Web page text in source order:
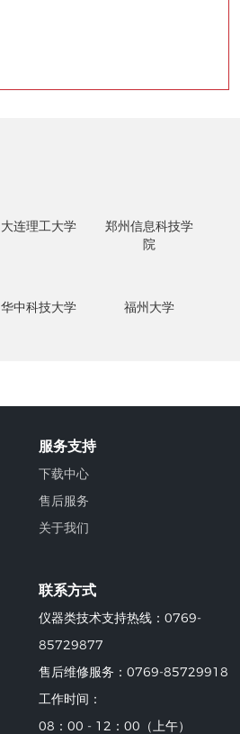
大连理工大学
郑州信息科技学
院
华中科技大学 福州大学
服务支持
下载中心
售后服务
关于我们
联系方式
仪器类技术支持热线：0769-
85729877
售后维修服务：0769-85729918
工作时间：
08：00 - 12：00（上午）